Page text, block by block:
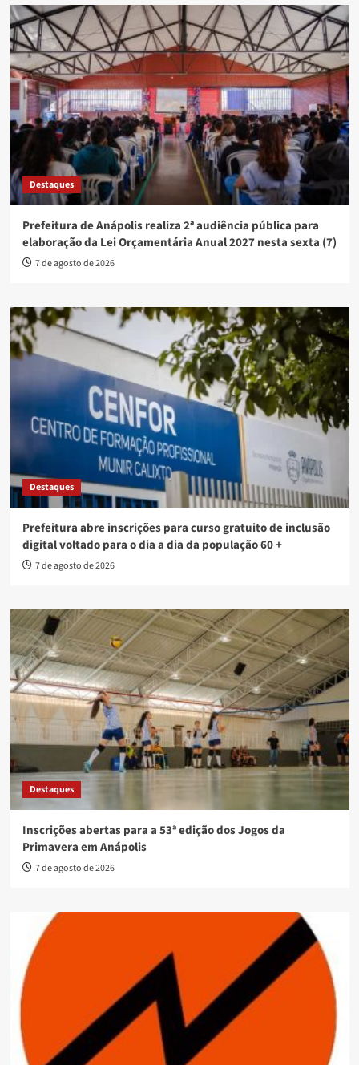
Destaques
Prefeitura de Anápolis realiza 2ª audiência pública para
elaboração da Lei Orçamentária Anual 2027 nesta sexta (7)
7 de agosto de 2026
Destaques
Prefeitura abre inscrições para curso gratuito de inclusão
digital voltado para o dia a dia da população 60 +
7 de agosto de 2026
Destaques
Inscrições abertas para a 53ª edição dos Jogos da
Primavera em Anápolis
7 de agosto de 2026